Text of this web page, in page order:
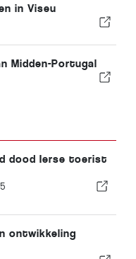
in Viseu
Midden-Portugal
dood Ierse toerist
ontwikkeling